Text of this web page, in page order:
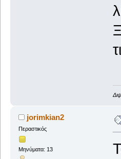
jorimkian2
Περαστικός
Μηνύματα: 13